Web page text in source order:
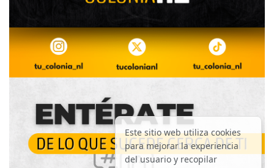
Este sitio web utiliza cookies
para mejorar la experiencia
del usuario y recopilar